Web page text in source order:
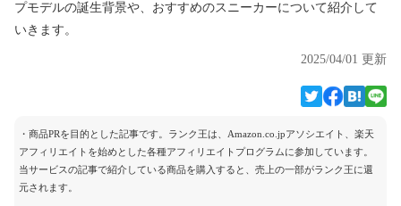
プモデルの誕生背景や、おすすめのスニーカーについて紹介して
いきます。
2025/04/01 更新
・商品PRを目的とした記事です。ランク王は、Amazon.co.jpアソシエイト、楽天
アフィリエイトを始めとした各種アフィリエイトプログラムに参加しています。
当サービスの記事で紹介している商品を購入すると、売上の一部がランク王に還
元されます。